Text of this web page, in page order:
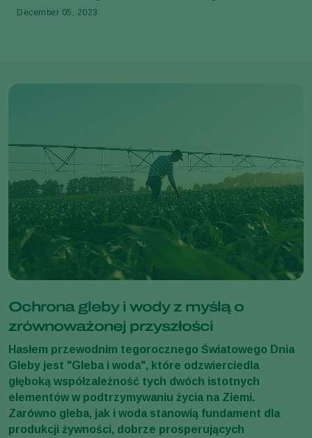
December 05, 2023
Ochrona gleby i wody z myślą o
zrównoważonej przyszłości
Hasłem przewodnim tegorocznego Światowego Dnia
Gleby jest "Gleba i woda", które odzwierciedla
głęboką współzależność tych dwóch istotnych
elementów w podtrzymywaniu życia na Ziemi.
Zarówno gleba, jak i woda stanowią fundament dla
produkcji żywności, dobrze prosperujących